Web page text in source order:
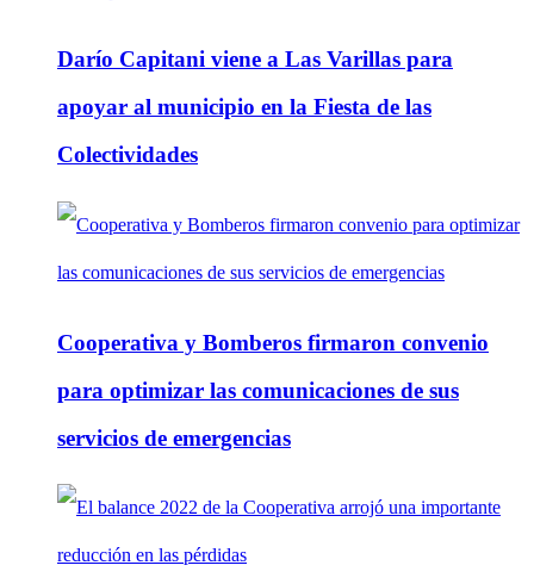
Darío Capitani viene a Las Varillas para
apoyar al municipio en la Fiesta de las
Colectividades
Cooperativa y Bomberos firmaron convenio
para optimizar las comunicaciones de sus
servicios de emergencias